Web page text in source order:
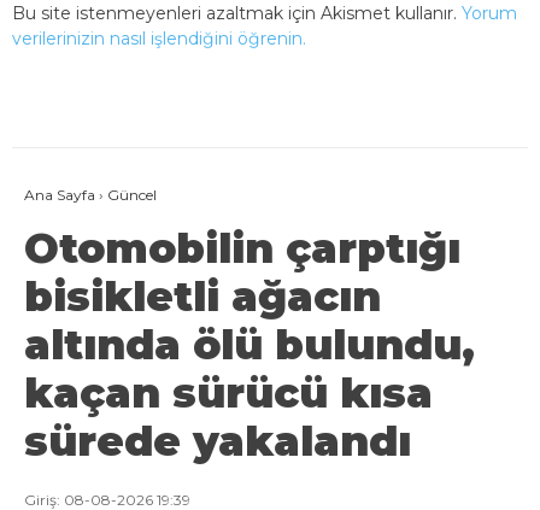
Bu site istenmeyenleri azaltmak için Akismet kullanır. Yorum
verilerinizin nasıl işlendiğini öğrenin.
Ana Sayfa › Güncel
Otomobilin çarptığı
bisikletli ağacın
altında ölü bulundu,
kaçan sürücü kısa
sürede yakalandı
Giriş: 08-08-2026 19:39